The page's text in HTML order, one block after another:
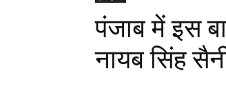
पंजाब में इस
नायब सिंह